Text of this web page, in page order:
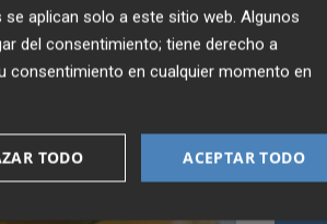
aplican solo a este sitio web. Algunos
del consentimiento; tiene derecho a
consentimiento en cualquier momento en
ACEPTAR TODO
TODO